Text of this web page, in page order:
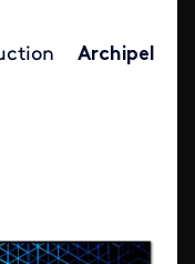
Archipel